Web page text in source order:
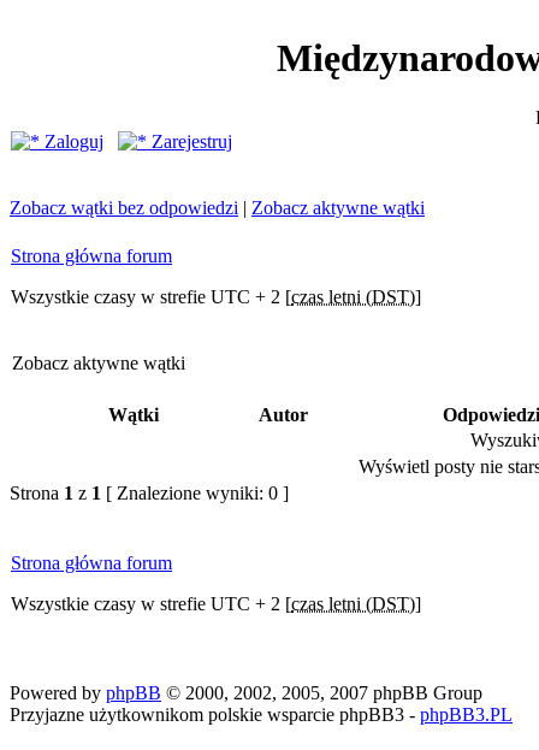
Zaloguj
Zarejestruj
Zobacz wątki bez odpowiedzi | Zobacz aktywne wątki
Strona główna forum
Wszystkie czasy w strefie UTC + 2 [czas letni (DST)]
Zobacz aktywne wątki
Wątki Autor
Wyświetl posty nie
Strona 1 z 1 [ Znalezione wyniki: 0 ]
Strona główna forum
Wszystkie czasy w strefie UTC + 2 [czas letni (DST)]
Powered by phpBB © 2000, 2002, 2005, 2007 phpBB Group
Przyjazne użytkownikom polskie wsparcie phpBB3 - phpBB3.PL